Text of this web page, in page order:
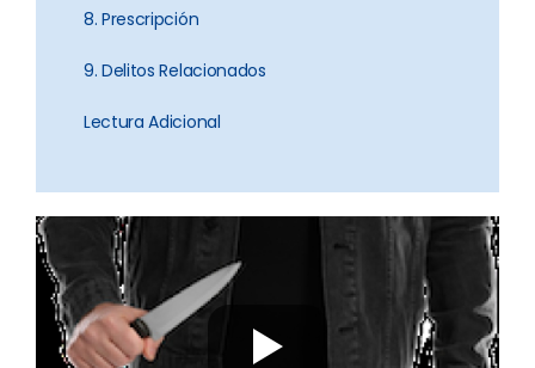
8. Prescripción
9. Delitos Relacionados
Lectura Adicional